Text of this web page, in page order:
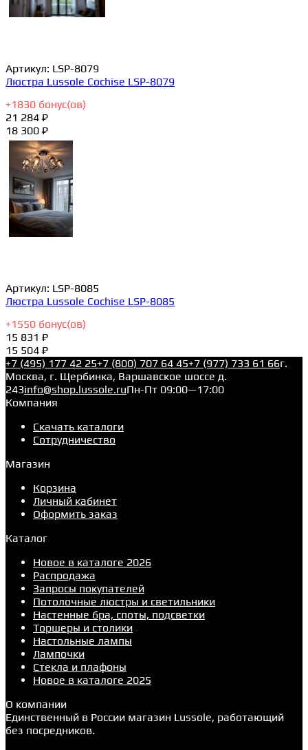
Артикул: LSP-8079
Люстра Lussole Cochise LSP-8079
+1830 бонус(ов)
21 284 ₽
18 300 ₽
Артикул: LSP-8085
Люстра Lussole Cochise LSP-8085
+1550 бонус(ов)
15 831 ₽
15 504 ₽
+7 (495) 177 42 25+7 (800) 707 64 45+7 (977) 733 61 66г.
Москва, г. Щербинка, Варшавское шоссе д.
243info@shop.lussole.ruПн-Пт 09:00—17:00
Компания
Скачать каталоги
Сотрудничество
Магазин
Корзина
Личный кабинет
Оформить заказ
Каталог
Новое в каталоге 2026
Распродажа
Запросы покупателей
Потолочные люстры и светильники
Настенные бра, споты, подсветки
Торшеры и столики
Настольные лампы
Лампочки
Стекла и плафоны
Новое в каталоге 2025
О компании
Единственный в России магазин Lussole, работающий
без посредников.